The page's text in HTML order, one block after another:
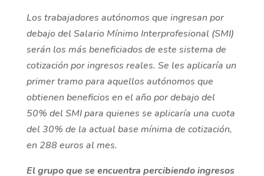
Los trabajadores autónomos que ingresan por
debajo del Salario Mínimo Interprofesional (SMI)
serán los más beneficiados de este sistema de
cotización por ingresos reales. Se les aplicaría un
primer tramo para aquellos autónomos que
obtienen beneficios en el año por debajo del
50% del SMI para quienes se aplicaría una cuota
del 30% de la actual base mínima de cotización,
en 288 euros al mes.
El grupo que se encuentra percibiendo ingresos